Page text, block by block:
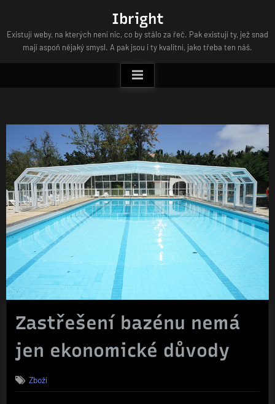
content
Ibright
Existují weby, na kterých není nic, co by stálo za řeč. Pak existují ty, jež snad
mají aspoň nějaký smysl. A pak jsou i ty kvalitní, jako třeba ten náš.
Zastřešení bazénu nemá
jen ekonomické důvody
Zboží